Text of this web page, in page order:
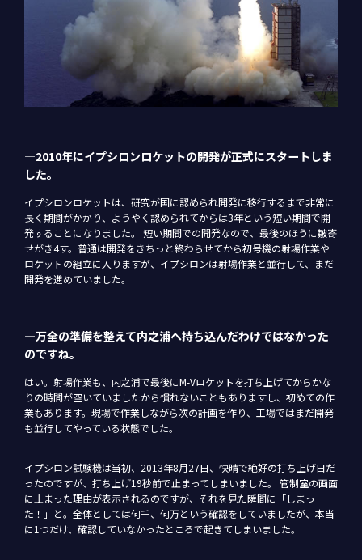
―2010年にイプシロンロケットの開発が正式にスタートしま
した。
イプシロンロケットは、研究が国に認められ開発に移行するまで非常に
長く期間がかかり、ようやく認められてからは3年という短い期間で開
発することになりました。 短い期間での開発なので、最後のほうに皺寄
せがき4す。普通は開発をきちっと終わらせてから初号機の射場作業や
ロケットの組立に入りますが、イプシロンは射場作業と並行して、まだ
開発を進めていました。
―万全の準備を整えて内之浦へ持ち込んだわけではなかった
のですね。
はい。射場作業も、内之浦で最後にM-Vロケットを打ち上げてからかな
りの時間が空いていましたから慣れないこともありますし、初めての作
業もあります。現場で作業しながら次の計画を作り、工場ではまだ開発
も並行してやっている状態でした。
イプシロン試験機は当初、2013年8月27日、快晴で絶好の打ち上げ日だ
ったのですが、打ち上げ19秒前で止まってしまいました。 管制室の画面
に止まった理由が表示されるのですが、それを見た瞬間に「しまっ
た！」と。全体としては何千、何万という確認をしていましたが、本当
に1つだけ、確認していなかったところで起きてしまいました。